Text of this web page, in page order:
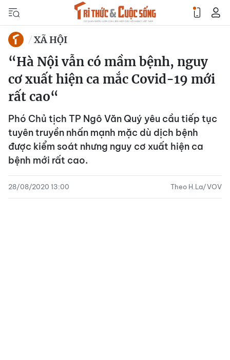
XÃ HỘI
“Hà Nội vẫn có mầm bệnh, nguy
cơ xuất hiện ca mắc Covid-19 mới
rất cao“
Phó Chủ tịch TP Ngô Văn Quý yêu cầu tiếp tục
tuyên truyền nhấn mạnh mặc dù dịch bệnh
được kiểm soát nhưng nguy cơ xuất hiện ca
bệnh mới rất cao.
28/08/2020 13:00 Theo H.La/VOV